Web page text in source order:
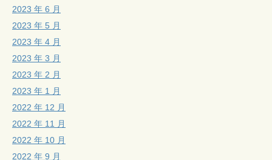
2023 年 6 月
2023 年 5 月
2023 年 4 月
2023 年 3 月
2023 年 2 月
2023 年 1 月
2022 年 12 月
2022 年 11 月
2022 年 10 月
2022 年 9 月